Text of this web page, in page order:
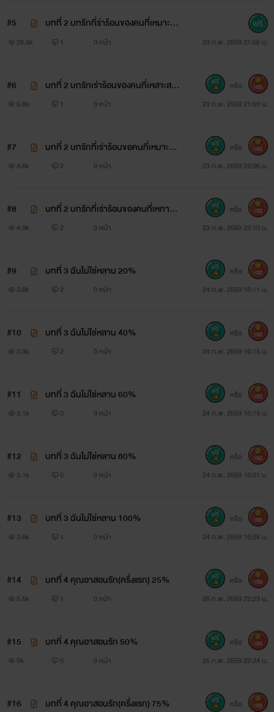
ช่วยไปส่งดรีมในเมืองด้วยนะคะ ดรีมจะเดินเก็บผู้ชายแถวนั้นสัก
นักอาจะสนองให้และหลังจากนี้ไปเธอมาวุ่นวายอะไรกับอาอีก
ที่ไหนมีเธอที่นั่นจะต้องไม่มีอา”
#5
บทที่ 2 บทรักที่ร่าร้อนของคนที่เหมาะสม
25%
28.5k 1 0 หน้า 23 ก.พ. 2559 21:56 น.
#6
บทที่ 2 บทรักเร่าร้อนของคนที่เหสาะสม
50%
6.8k 1 0 หน้า 23 ก.พ. 2559 21:59 น.
หรือ 100
#7
บทที่ 2 บทรักที่เร่าร้อนขอคนที่เหมาะสม
75%
4.6k 2 0 หน้า 23 ก.พ. 2559 22:06 น.
หรือ 100
#8
บทที่ 2 บทรักที่เร่าร้อนของคนที่เหทาะส
ม 100%
4.9k 2 0 หน้า 23 ก.พ. 2559 22:10 น.
หรือ 100
#9 บทที่ 3 ฉันไม่ใช่หลาน 20%
3.8k 2 0 หน้า 24 ก.พ. 2559 16:11 น.
หรือ 100
#10 บทที่ 3 ฉันไม่ใช่หลาน 40%
3.3k 2 0 หน้า 24 ก.พ. 2559 16:15 น.
หรือ 100
#11 บทที่ 3 ฉันไม่ใช่หลาน 60%
3.1k 0 0 หน้า 24 ก.พ. 2559 16:19 น.
หรือ 100
#12 บทที่ 3 ฉันไม่ใช่หลาน 80%
3.1k 0 0 หน้า 24 ก.พ. 2559 16:21 น.
หรือ 100
#13 บทที่ 3 ฉันไม่ใช่หลาน 100%
3.6k 1 0 หน้า 24 ก.พ. 2559 16:25 น.
หรือ 100
#14 บทที่ 4 คุณอาสอนรัก(ครึ่งแรก) 25%
5.5k 1 0 หน้า 25 ก.พ. 2559 22:23 น.
หรือ 100
#15 บทที่ 4 คุณอาสอนรัก 50%
5k 0 0 หน้า 25 ก.พ. 2559 22:24 น.
หรือ 100
#16 บทที่ 4 คุณอาสอนรัก(ครึ่งแรก) 75% หรือ 100